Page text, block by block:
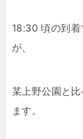
18:30 頃の到着
が、
某上野公園と
ます。